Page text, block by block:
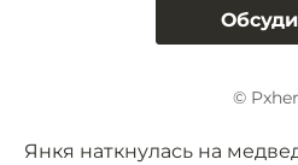
©
Янкя наткнулась на